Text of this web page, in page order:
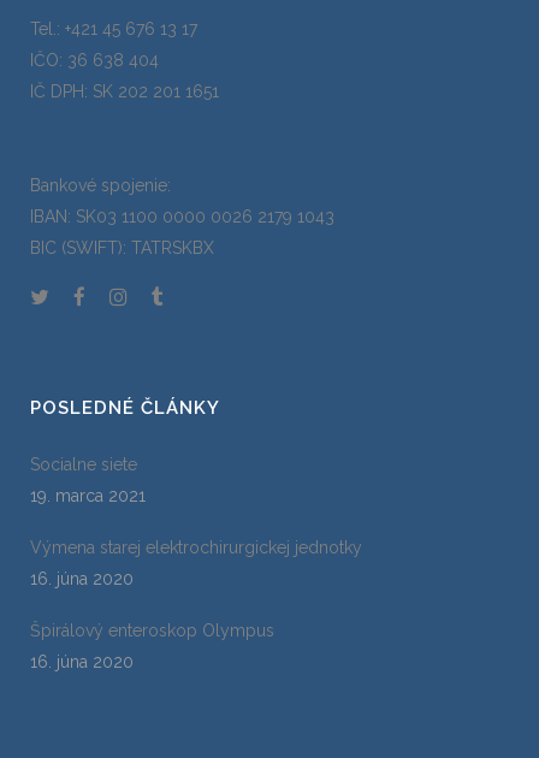
Tel.: +421 45 676 13 17
IČO: 36 638 404
IČ DPH: SK 202 201 1651
Bankové spojenie:
IBAN: SK03 1100 0000 0026 2179 1043
BIC (SWIFT): TATRSKBX
POSLEDNÉ ČLÁNKY
Socialne siete
19. marca 2021
Výmena starej elektrochirurgickej jednotky
16. júna 2020
Špirálový enteroskop Olympus
16. júna 2020